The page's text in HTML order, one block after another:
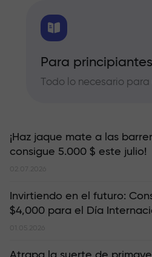
Para principiantes
Todo lo necesario
¡Haz jaque mate a las
consigue 5.000 $ este julio!
02.07.2026
Invirtiendo en el futuro:
$4,000 para el Día
01.05.2026